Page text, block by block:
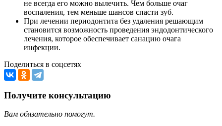
не всегда его можно вылечить. Чем больше очаг
воспаления, тем меньше шансов спасти зуб.
При лечении периодонтита без удаления решающим
становится возможность проведения эндодонтического
лечения, которое обеспечивает санацию очага
инфекции.
Поделиться в соцсетях
Получите консультацию
Вам обязательно помогут.